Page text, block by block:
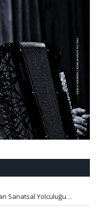
Sanatsal Yolculuğu…